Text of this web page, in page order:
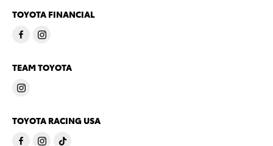
TOYOTA FINANCIAL
TEAM TOYOTA
TOYOTA RACING USA